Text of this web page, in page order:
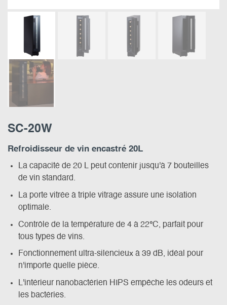
SC-20W
Refroidisseur de vin encastré 20L
La capacité de 20 L peut contenir jusqu'à 7 bouteilles
de vin standard.
La porte vitrée à triple vitrage assure une isolation
optimale.
Contrôle de la température de 4 à 22°C, parfait pour
tous types de vins.
Fonctionnement ultra-silencieux à 39 dB, idéal pour
n'importe quelle pièce.
L'intérieur nanobactérien HIPS empêche les odeurs et
les bactéries.